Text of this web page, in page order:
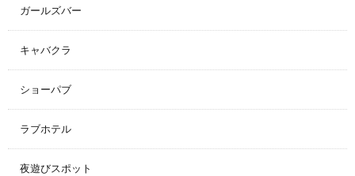
ガールズバー
キャバクラ
ショーパブ
ラブホテル
夜遊びスポット